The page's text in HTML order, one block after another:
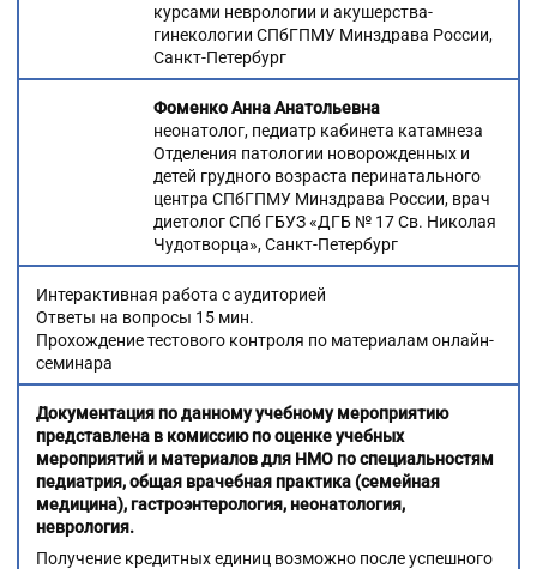
курсами неврологии и акушерства-
гинекологии СПбГПМУ Минздрава России,
Санкт-Петербург
Фоменко Анна Анатольевна
неонатолог, педиатр кабинета катамнеза
Отделения патологии новорожденных и
детей грудного возраста перинатального
центра СПбГПМУ Минздрава России, врач
диетолог СПб ГБУЗ «ДГБ № 17 Св. Николая
Чудотворца», Санкт-Петербург
Интерактивная работа с аудиторией
Ответы на вопросы 15 мин.
Прохождение тестового контроля по материалам онлайн-
семинара
Документация по данному учебному мероприятию
представлена в комиссию по оценке учебных
мероприятий и материалов для НМО по специальностям
педиатрия,общая врачебная практика (семейная
медицина), гастроэнтерология, неонатология,
неврология.
Получение кредитных единиц возможно после успешного